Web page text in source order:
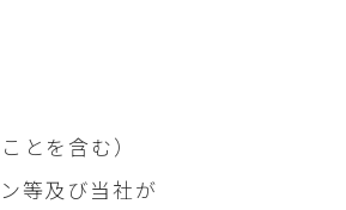
とを含む）
等及び当社が